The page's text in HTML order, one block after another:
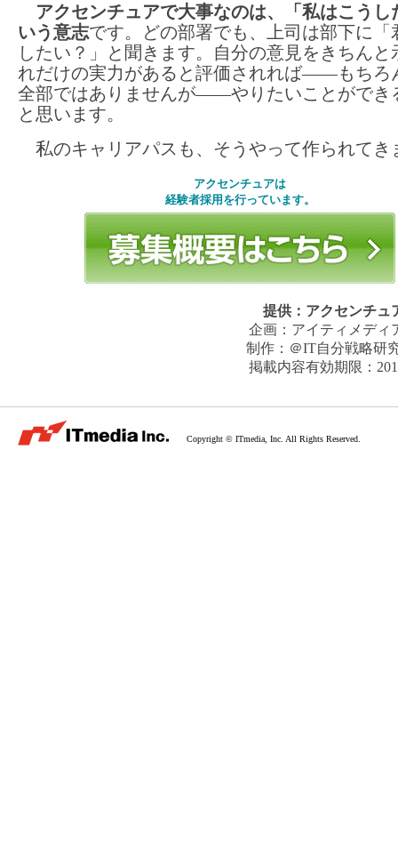
アクセンチュアで大事なのは、「私はこうし
いう意志です。どの部署でも、上司は部下に「
したい？」と聞きます。自分の意見をきちんと
れだけの実力があると評価されれば――もちろ
全部ではありませんが――やりたいことができ
と思います。
私のキャリアパスも、そうやって作られてき
アクセンチュアは
経験者採用を行っています。
提供： アクセンチュ
企画： アイティメディ
制作： ＠IT自分戦略研
掲載内容有効期限：
Copyright © ITmedia, Inc. All Rights Reserved.